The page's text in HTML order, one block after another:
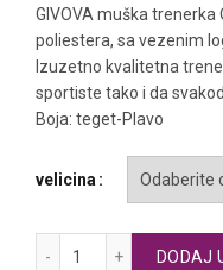
GIVOVA muška trenerka
poliestera, sa vezenim
Izuzetno kvalitetna
sportiste tako i da
Boja: teget-Plavo
velicina
GIVOVA trenerka
DODAJ